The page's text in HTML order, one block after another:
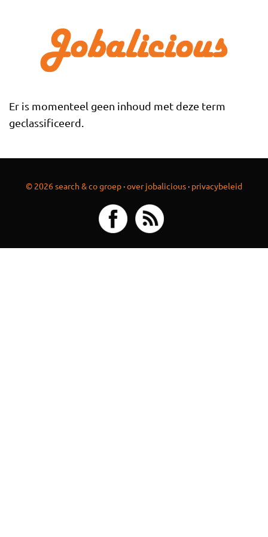
Er is momenteel geen inhoud met deze term
geclassificeerd.
© 2026 search & co groep ·over jobalicious · privacybeleid